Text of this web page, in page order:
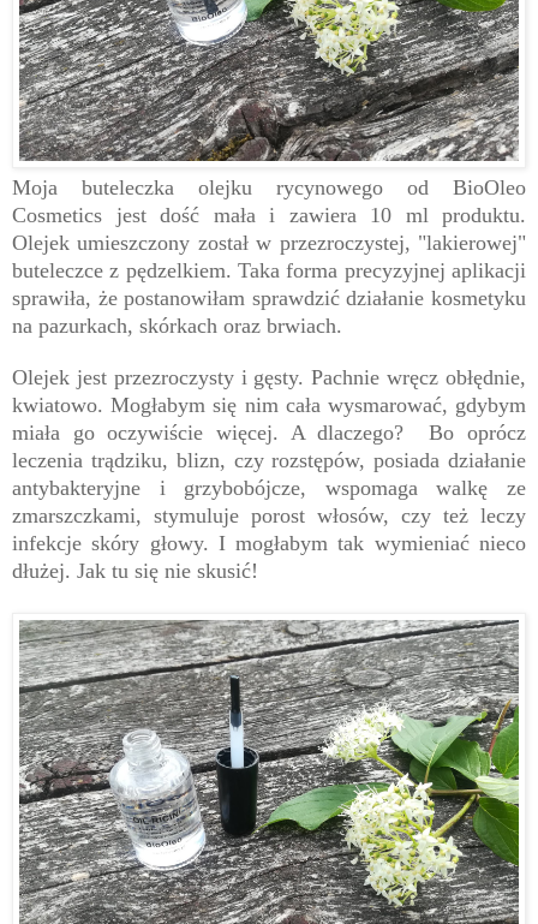
Moja buteleczka olejku rycynowego od BioOleo
Cosmetics jest dość mała i zawiera 10 ml produktu.
Olejek umieszczony został w przezroczystej, "lakierowej"
buteleczce z pędzelkiem. Taka forma precyzyjnej aplikacji
sprawiła, że postanowiłam sprawdzić działanie kosmetyku
na pazurkach, skórkach oraz brwiach.
Olejek jest przezroczysty i gęsty. Pachnie wręcz obłędnie,
kwiatowo. Mogłabym się nim cała wysmarować, gdybym
miała go oczywiście więcej. A dlaczego? Bo oprócz
leczenia trądziku, blizn, czy rozstępów, posiada działanie
antybakteryjne i grzybobójcze, wspomaga walkę ze
zmarszczkami, stymuluje porost włosów, czy też leczy
infekcje skóry głowy. I mogłabym tak wymieniać nieco
dłużej. Jak tu się nie skusić!